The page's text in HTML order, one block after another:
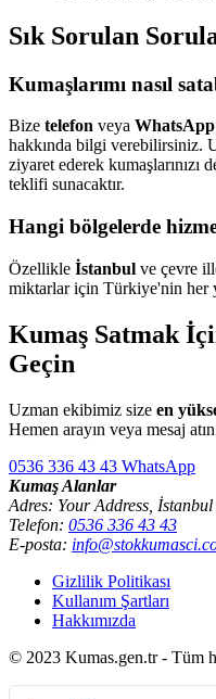
Sık Sorulan
Kumaşlarımı nasıl
Bize telefon veya WhatsApp
hakkında bilgi verebilirsiniz.
ziyaret ederek kumaşlarınızı
teklifi sunacaktır.
Hangi bölgelerde
Özellikle İstanbul ve çevre
miktarlar için Türkiye'nin her
Kumaş Satmak
Geçin
Uzman ekibimiz size en
Hemen arayın veya mesaj
0536 336 43 43 WhatsApp
Kumaş Alanlar
Adres: Your Address, İstanbul
Telefon: 0536 336 43 43
E-posta:
Gizlilik Politikası
Kullanım Şartları
Hakkımızda
© 2023 Kumas.gen.tr - Tüm